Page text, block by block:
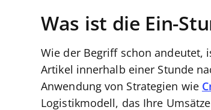
Was ist die Ein-
Wie der Begriff schon andeutet,
Artikel innerhalb einer Stunde
Anwendung von Strategien wie
Logistikmodell, das Ihre